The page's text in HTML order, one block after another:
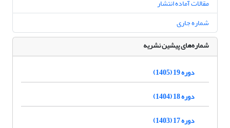
مقالات آماده انتشار
شماره جاری
شماره‌های پیشین نشریه
دوره 19 (1405)
دوره 18 (1404)
دوره 17 (1403)